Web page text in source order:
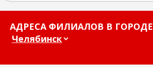
АДРЕСА ФИЛИАЛОВ В ГОРОДЕ